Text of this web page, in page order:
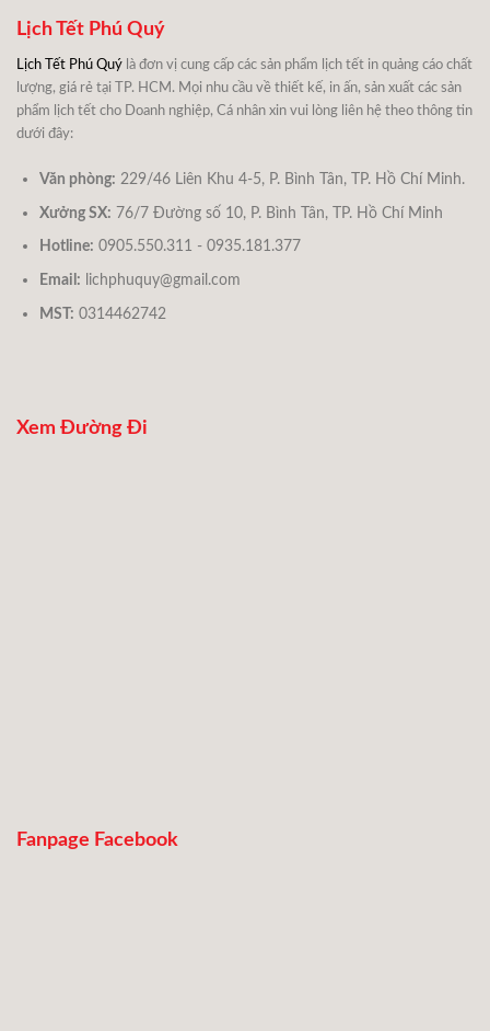
Lịch Tết Phú Quý
Lịch Tết Phú Quý là đơn vị cung cấp các sản phẩm lịch tết in quảng cáo chất
lượng, giá rẻ tại TP. HCM. Mọi nhu cầu về thiết kế, in ấn, sản xuất các sản
phẩm lịch tết cho Doanh nghiệp, Cá nhân xin vui lòng liên hệ theo thông tin
dưới đây:
Văn phòng: 229/46 Liên Khu 4-5, P. Bình Tân, TP. Hồ Chí Minh.
Xưởng SX: 76/7 Đường số 10, P. Bình Tân, TP. Hồ Chí Minh
Hotline: 0905.550.311 - 0935.181.377
Email: lichphuquy@gmail.com
MST: 0314462742
Xem Đường Đi
Fanpage Facebook